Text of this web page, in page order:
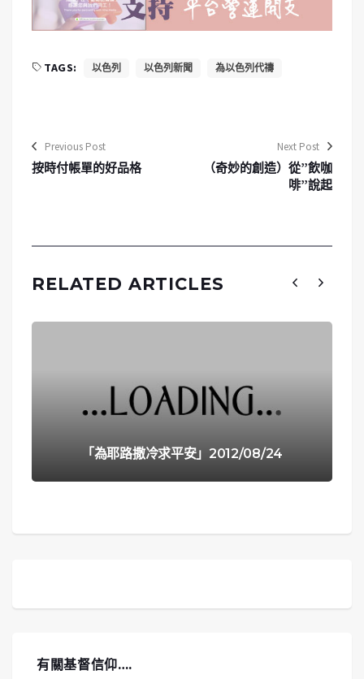
TAGS: 以色列 以色列新聞 為以色列代禱
Previous Post
按時付帳單的好品格
Next Post
（奇妙的創造）從”飲咖
啡”說起
RELATED ARTICLES
「為耶路撒冷求平安」2012/08/24
有關基督信仰….